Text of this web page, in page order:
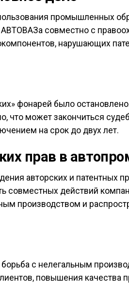
промышленных
совместно с
нарушающих
фонарей было
что может закончиться
на срок до двух лет.
прав в
авторских и патентных
совместных действий
производством и
с нелегальным
повышения качества